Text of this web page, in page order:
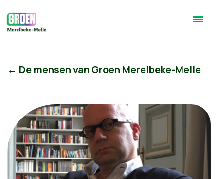
← De mensen van Groen Merelbeke-Melle